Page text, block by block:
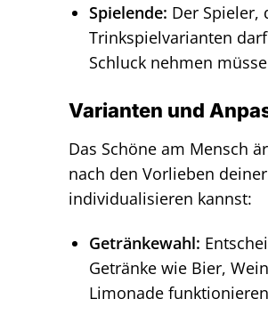
Spielende: Der Spieler,
Trinkspielvarianten
Schluck nehmen
Varianten und
Das Schöne am Mensch
nach den Vorlieben
individualisieren kannst:
Getränkewahl:
Getränke wie Bier,
Limonade